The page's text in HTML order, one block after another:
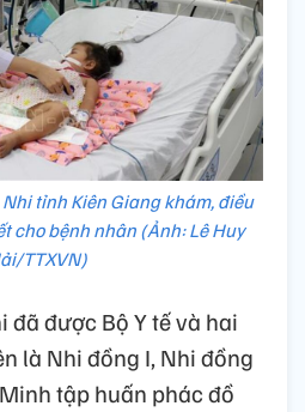
tỉnh Kiên Giang khám, điều
cho bệnh nhân (Ảnh: Lê Huy
TTXVN)
đã được Bộ Y tế và hai
là Nhi đồng I, Nhi đồng
tập huấn phác đồ